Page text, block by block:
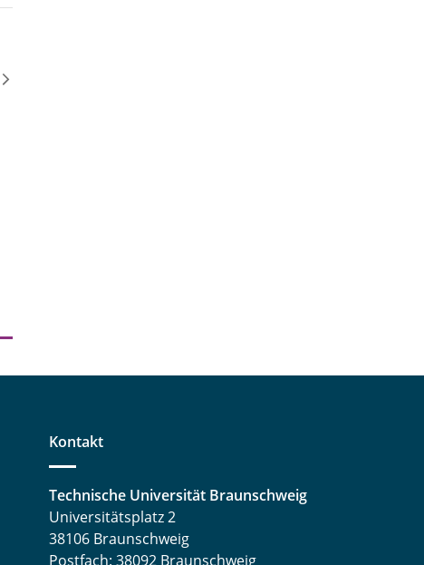
Kontakt
Technische Universität Braunschweig
Universitätsplatz 2
38106 Braunschweig
Postfach: 38092 Braunschweig